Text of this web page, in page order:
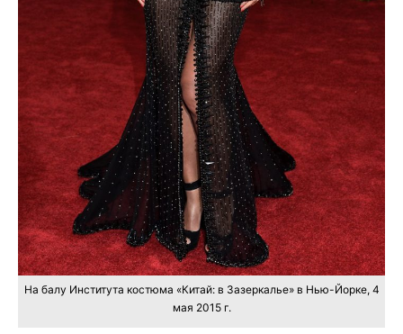
На балу Института костюма «Китай: в Зазеркалье» в Нью-Йорке, 4
мая 2015 г.